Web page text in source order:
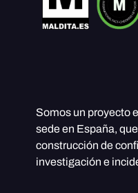
Somos un proyecto
sede en España,
construcción de
investigación e